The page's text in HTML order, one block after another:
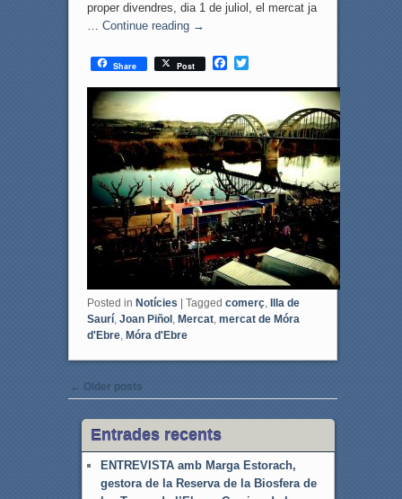
proper divendres, dia 1 de juliol, el mercat ja
… Continue reading →
Share Post
F
c
b
o
o
k
T
i
t
e
r
Posted in Notícies | Tagged comerç, Illa de
Saurí, Joan Piñol, Mercat, mercat de Móra
d'Ebre, Móra d'Ebre
Post navigation
← Older posts
Entrades recents
ENTREVISTA amb Marga Estorach,
gestora de la Reserva de la Biosfera de